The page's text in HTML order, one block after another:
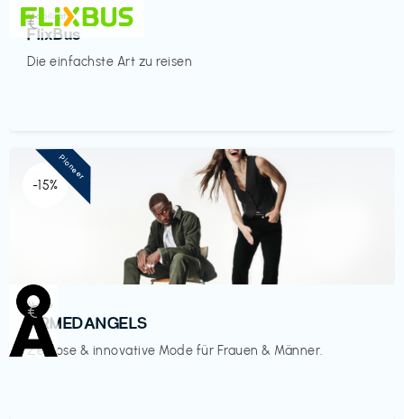
Mobilität
FlixBus
Die einfachste Art zu reisen
€‎
-15%
Mode
ARMEDANGELS
Zeitlose & innovative Mode für Frauen & Männer.
€‎
Pioneer